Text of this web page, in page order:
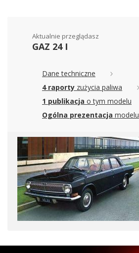
Aktualnie przeglądasz
GAZ 24 I
Dane techniczne
4 raporty zużycia paliwa
1 publikacja o tym modelu
Ogólna prezentacja modelu